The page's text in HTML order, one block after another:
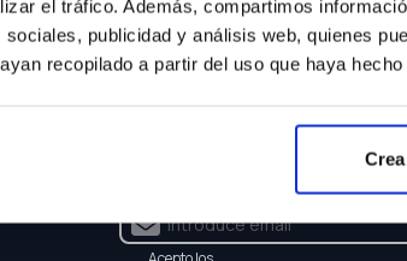
el tráfico. Además, compartimos
sociales, publicidad y análisis web, quienes
recopilado a partir del uso que haya
Suscríbete y recibe las últimas